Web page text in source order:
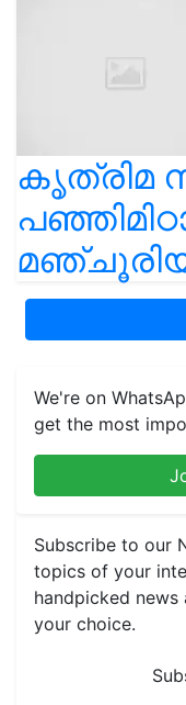
കൃത്രിമ
We're on
get the most
Subscribe to our
topics of your
handpicked
your choice.